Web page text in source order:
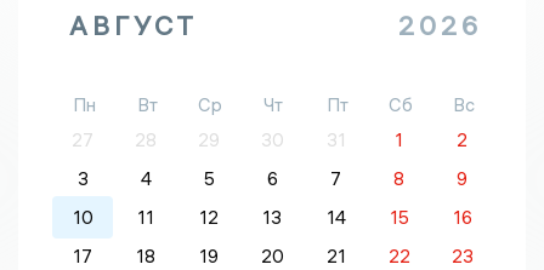
АВГУСТ 2026
Пн Вт Ср Чт Пт Сб
Вс
27
28 29 30 31 1
2
3
4 5 6 7 8
9
10
11 12 13 14 15
16
17
18 19 20 21 22
23